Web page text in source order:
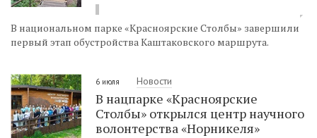
В национальном парке «Красноярские Столбы» завершили
первый этап обустройства Каштаковского маршрута.
6 июля Новости
В нацпарке «Красноярские
Столбы» открылся центр научного
волонтерства «Норникеля»